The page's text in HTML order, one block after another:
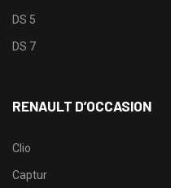
DS 5
DS 7
RENAULT D’OCCASION
Clio
Captur